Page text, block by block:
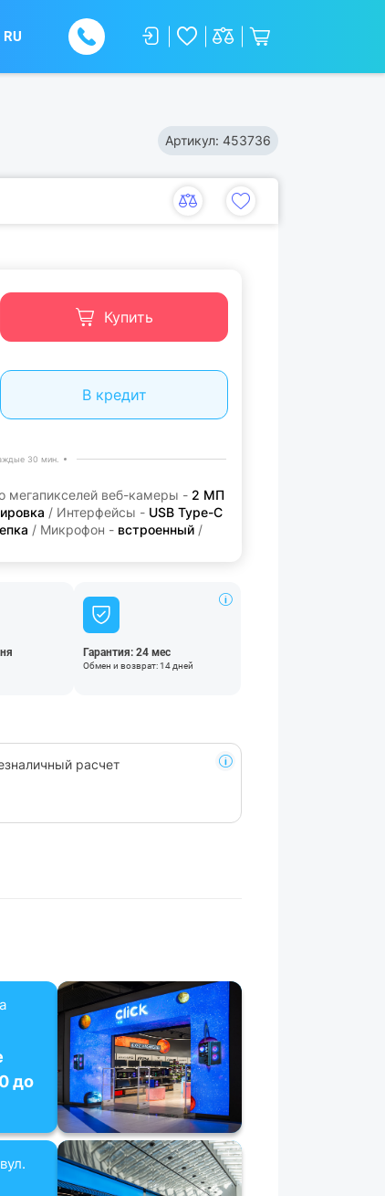
RU
Артикул: 453736
Купить
В кредит
30 мин.
мегапикселей веб-камеры - 2 МП
/ Интерфейсы - USB Type-C
/ Микрофон - встроенный /
Гарантия: 24 мес
Обмен и возврат: 14 дней
расчет
до